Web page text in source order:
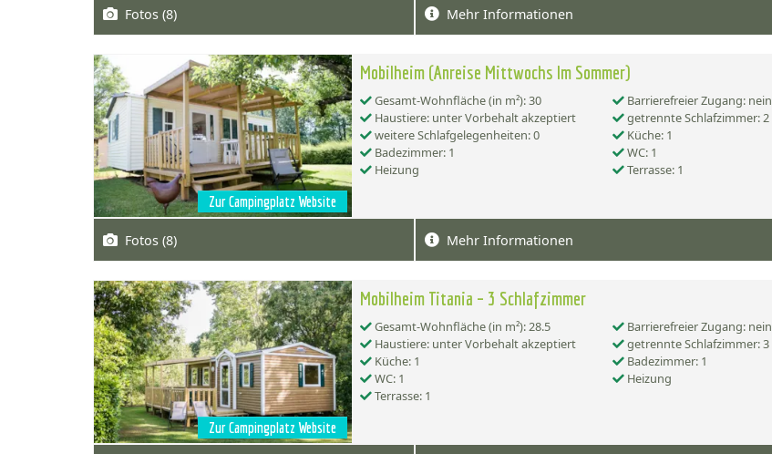
Fotos (8) Mehr Informationen
Zur Campingplatz Website
Mobilheim (Anreise Mittwochs Im Sommer)
Gesamt-Wohnfläche (in m²): 30
Barrierefreier Zugang: nein
Haustiere: unter Vorbehalt akzeptiert
getrennte Schlafzimmer: 2
weitere Schlafgelegenheiten: 0
Küche: 1
Badezimmer: 1
WC: 1
Heizung
Terrasse: 1
Fotos (8) Mehr Informationen
Zur Campingplatz Website
Mobilheim Titania – 3 Schlafzimmer
Gesamt-Wohnfläche (in m²): 28.5
Barrierefreier Zugang: nein
Haustiere: unter Vorbehalt akzeptiert
getrennte Schlafzimmer: 3
Küche: 1
Badezimmer: 1
WC: 1
Heizung
Terrasse: 1